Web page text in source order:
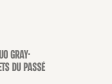
Gray-
du passé